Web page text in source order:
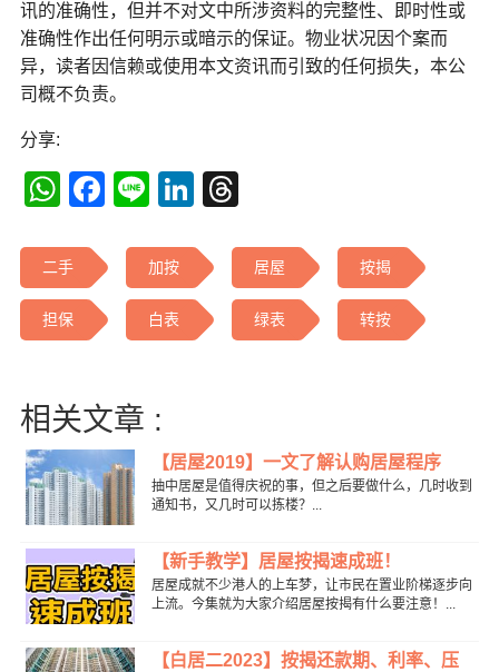
讯的准确性，但并不对文中所涉资料的完整性、即时性或
准确性作出任何明示或暗示的保证。物业状况因个案而
异，读者因信赖或使用本文资讯而引致的任何损失，本公
司概不负责。
分享:
WhatsApp
Facebook
LineLinkedIn
二手 加按 居屋 按揭
担保 白表 绿表 转按
相关文章 :
【居屋2019】一文了解认购居屋程序
抽中居屋是值得庆祝的事，但之后要做什么，几时收到
通知书，又几时可以拣楼？...
【新手教学】居屋按揭速成班！
居屋成就不少港人的上车梦，让市民在置业阶梯逐步向
上流。今集就为大家介绍居屋按揭有什么要注意！...
【白居二2023】按揭还款期、利率、压